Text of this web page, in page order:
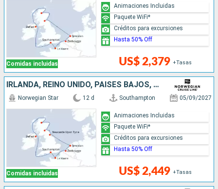
Comidas incluidas US$ 2,379 +Tasas
Animaciones Incluidas
Paquete WiFi*
Créditos para excursiones
Hasta 50% Off
IRLANDA, REINO UNIDO, PAISES BAJOS, BÉLGICA, FRANCIA
Comidas incluidas
Norwegian Star 12 d Southampton 05/09/2027
US$ 2,449 +Tasas
Animaciones Incluidas
Paquete WiFi*
Créditos para excursiones
Hasta 50% Off